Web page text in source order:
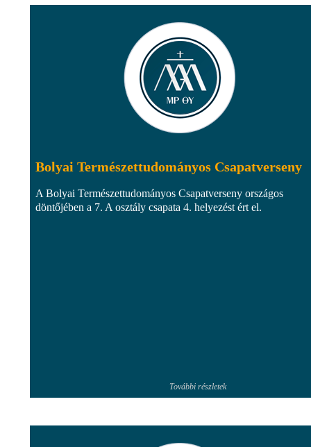
Bolyai Természettudományos Csapatverseny
A Bolyai Természettudományos Csapatverseny országos
döntőjében a 7. A osztály csapata 4. helyezést ért el.
További részletek